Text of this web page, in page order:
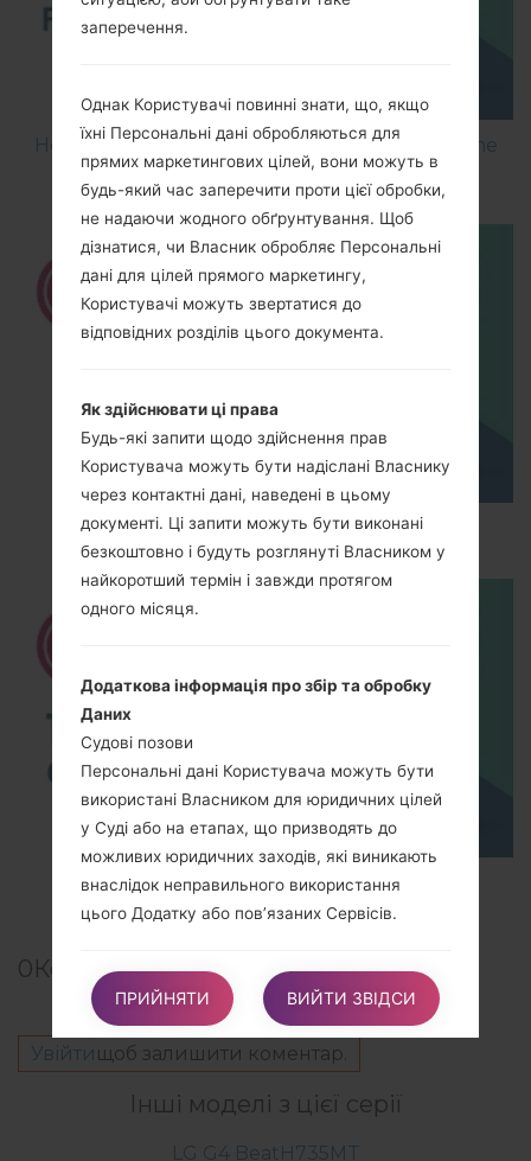
How to Flash Stock Firmware on LG Smartphone
using LG UP?
How to Hard Reset on LG G5 H850?
TOP 5 SECRET CODES for LG!
0Коментарі
Увійти щоб залишити коментар.
Інші моделі з цієї серії
LG G4 BeatH735MT
заперечення.
Однак Користувачі повинні знати, що, якщо
їхні Персональні дані обробляються для
прямих маркетингових цілей, вони можуть в
будь-який час заперечити проти цієї обробки,
не надаючи жодного обґрунтування. Щоб
дізнатися, чи Власник обробляє Персональні
дані для цілей прямого маркетингу,
Користувачі можуть звертатися до
відповідних розділів цього документа.
Як здійснювати ці права
Будь-які запити щодо здійснення прав
Користувача можуть бути надіслані Власнику
через контактні дані, наведені в цьому
документі. Ці запити можуть бути виконані
безкоштовно і будуть розглянуті Власником у
найкоротший термін і завжди протягом
одного місяця.
Додаткова інформація про збір та обробку
Даних
Судові позови
Персональні дані Користувача можуть бути
використані Власником для юридичних цілей
у Суді або на етапах, що призводять до
можливих юридичних заходів, які виникають
внаслідок неправильного використання
цього Додатку або пов’язаних Сервісів.
Користувач засвідчує, що він
проінформований про те, що Власника може
бути зобов’язано розкрити Персоналі дані за
запитом органів державної влади.
Додаткова інформація щодо Персональних
ПРИЙНЯТИ ВИЙТИ ЗВІДСИ